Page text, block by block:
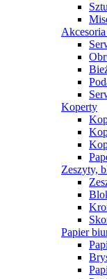
Akcesoria
Koperty
Zeszyty,
Papier